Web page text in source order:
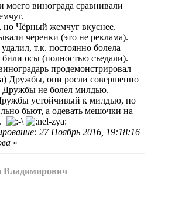
винограда сравнивали
Чёрный жемчуг вкуснее.
черенки (это не реклама).
т.к. постоянно болела
осы (полностью съедали).
продемонстрировал
Дружбы, они росли совершенно
Дружбы не болел милдью.
устойчивый к милдью, но
бьют, а одевать мешочки на
27 Ноябрь 2016, 19:18:16
»
Владимирович